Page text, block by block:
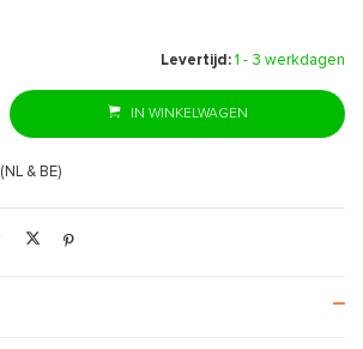
Levertijd: 1 - 3 werkdagen
IN WINKELWAGEN
retourneren